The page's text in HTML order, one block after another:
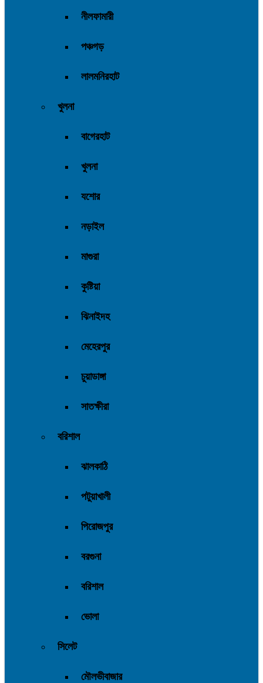
নীলফামারী
পঞ্চগড়
লালমনিরহাট
খুলনা
বাগেরহাট
খুলনা
যশোর
নড়াইল
মাগুরা
কুষ্টিয়া
ঝিনাইদহ
মেহেরপুর
চুয়াডাঙ্গা
সাতক্ষীরা
বরিশাল
ঝালকাঠি
পটুয়াখালী
পিরোজপুর
বরগুনা
বরিশাল
ভোলা
সিলেট
মৌলভীবাজার